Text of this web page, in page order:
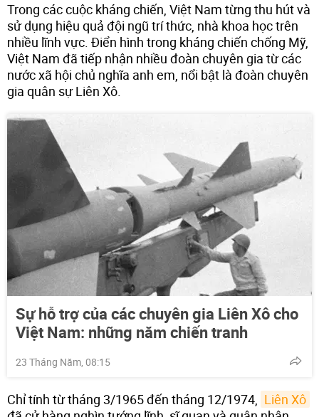
Trong các cuộc kháng chiến, Việt Nam từng thu hút và
sử dụng hiệu quả đội ngũ trí thức, nhà khoa học trên
nhiều lĩnh vực. Điển hình trong kháng chiến chống Mỹ,
Việt Nam đã tiếp nhận nhiều đoàn chuyên gia từ các
nước xã hội chủ nghĩa anh em, nổi bật là đoàn chuyên
gia quân sự Liên Xô.
Sự hỗ trợ của các chuyên gia Liên Xô cho
Việt Nam: những năm chiến tranh
23 Tháng Năm, 08:15
Chỉ tính từ tháng 3/1965 đến tháng 12/1974, Liên Xô